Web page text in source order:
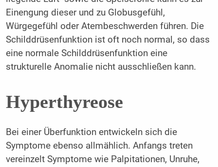
Einengung dieser und zu Globusgefühl,
Würgegefühl oder Atembeschwerden führen. Die
Schilddrüsenfunktion ist oft noch normal, so dass
eine normale Schilddrüsenfunktion eine
strukturelle Anomalie nicht ausschließen kann.
Hyperthyreose
Bei einer Überfunktion entwickeln sich die
Symptome ebenso allmählich. Anfangs treten
vereinzelt Symptome wie Palpitationen, Unruhe,